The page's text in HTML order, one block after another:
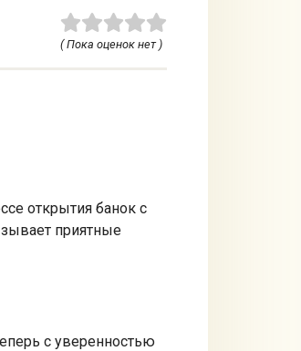
( Пока оценок нет )
открытия банок с
приятные
с уверенностью